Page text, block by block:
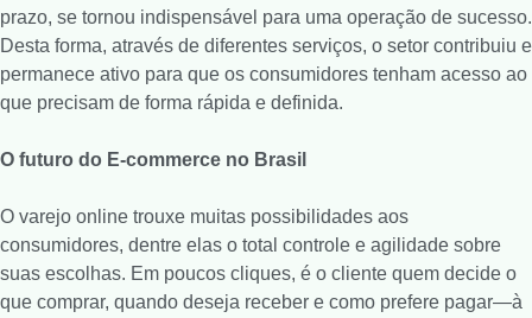
prazo, se tornou indispensável para uma operação de sucesso.
Desta forma, através de diferentes serviços, o setor contribuiu e
permanece ativo para que os consumidores tenham acesso ao
que precisam de forma rápida e definida.
O futuro do E-commerce no Brasil
O varejo online trouxe muitas possibilidades aos
consumidores, dentre elas o total controle e agilidade sobre
suas escolhas. Em poucos cliques, é o cliente quem decide o
que comprar, quando deseja receber e como prefere pagar—à